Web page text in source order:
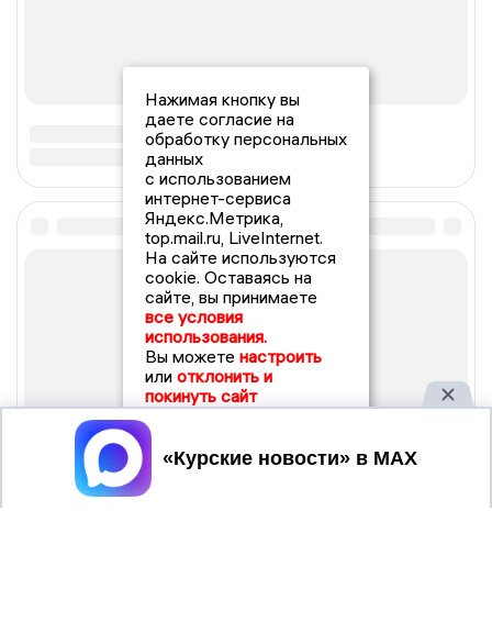
Нажимая кнопку вы
даете согласие на
обработку персональных
данных
с использованием
интернет-сервиса
Яндекс.Метрика,
top.mail.ru, LiveInternet.
На сайте используются
cookie. Оставаясь на
сайте, вы принимаете
все условия
использования.
Вы можете настроить
или отклонить и
покинуть сайт
Принять